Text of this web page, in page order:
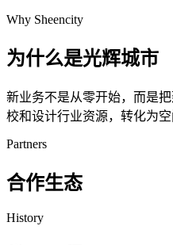
Why Sheencity
为什么是光辉城市
新业务不是从零开始，而是
校和设计行业资源，转化为空
Partners
合作生态
History